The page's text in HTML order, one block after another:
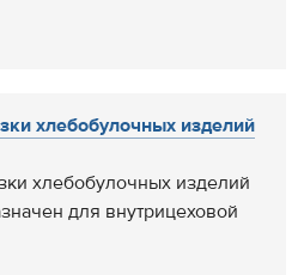
хлебобулочных изделий
хлебобулочных изделий
для внутрицеховой